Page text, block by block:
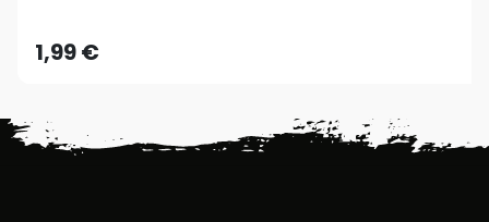
1,99 €